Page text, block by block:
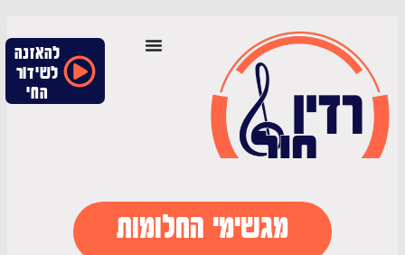
להאזנה
לשידור
החי
מגשימי החלומות